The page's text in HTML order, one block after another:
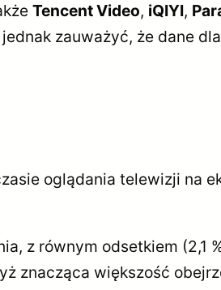
Tencent Video, iQIYI,
zauważyć, że dane
oglądania telewizji na
z równym odsetkiem (2,1
znacząca większość